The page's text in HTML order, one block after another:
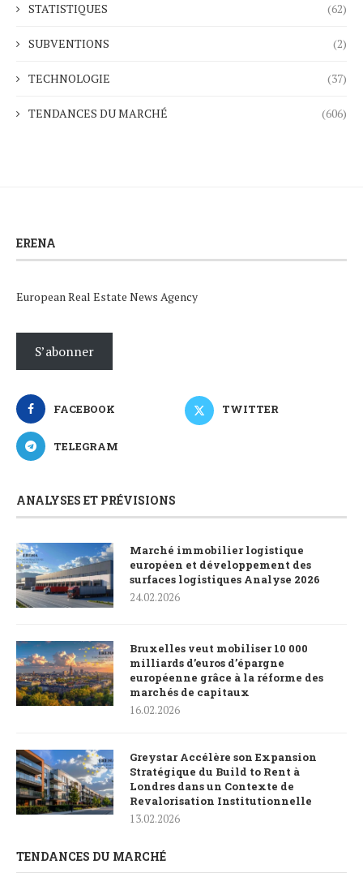
STATISTIQUES (62)
SUBVENTIONS (2)
TECHNOLOGIE (37)
TENDANCES DU MARCHÉ (606)
ERENA
European Real Estate News Agency
S’abonner
FACEBOOK TWITTER
TELEGRAM
ANALYSES ET PRÉVISIONS
Marché immobilier logistique
européen et développement des
surfaces logistiques Analyse 2026
24.02.2026
Bruxelles veut mobiliser 10 000
milliards d’euros d’épargne
européenne grâce à la réforme des
marchés de capitaux
16.02.2026
Greystar Accélère son Expansion
Stratégique du Build to Rent à
Londres dans un Contexte de
Revalorisation Institutionnelle
13.02.2026
TENDANCES DU MARCHÉ